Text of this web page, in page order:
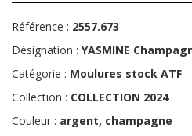
Référence : 2557.673
Désignation : YASMINE
Catégorie : Moulures stock ATF
Collection : COLLECTION 2024
Couleur : argent, champagne